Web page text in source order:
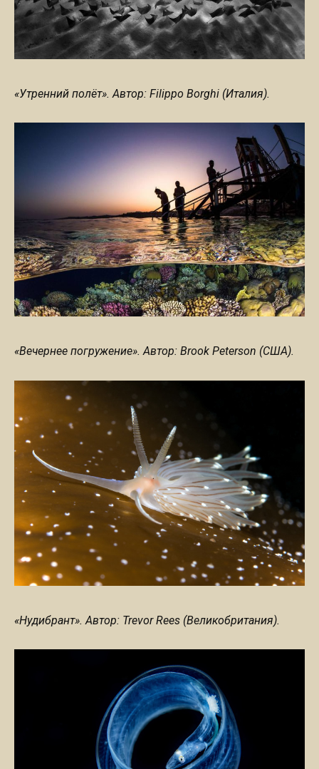
«Утренний полёт». Автор: Filippo Borghi (Италия).
«Вечернее погружение». Автор: Brook Peterson (США).
«Нудибрант». Автор: Trevor Rees (Великобритания).